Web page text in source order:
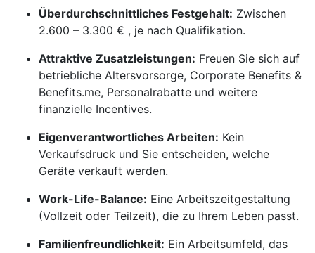
Überdurchschnittliches Festgehalt: Zwischen
2.600 – 3.300 € , je nach Qualifikation.
Attraktive Zusatzleistungen: Freuen Sie sich auf
betriebliche Altersvorsorge, Corporate Benefits &
Benefits.me, Personalrabatte und weitere
finanzielle Incentives.
Eigenverantwortliches Arbeiten: Kein
Verkaufsdruck und Sie entscheiden, welche
Geräte verkauft werden.
Work-Life-Balance: Eine Arbeitszeitgestaltung
(Vollzeit oder Teilzeit), die zu Ihrem Leben passt.
Familienfreundlichkeit: Ein Arbeitsumfeld, das